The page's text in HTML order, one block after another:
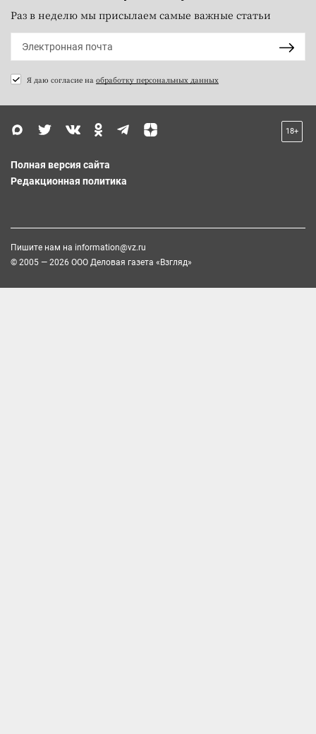
Раз в неделю мы присылаем самые важные статьи
Я даю согласие на обработку персональных данных
18+
Полная версия сайта
Редакционная политика
Пишите нам на information@vz.ru
© 2005 — 2026 ООО Деловая газета «Взгляд»